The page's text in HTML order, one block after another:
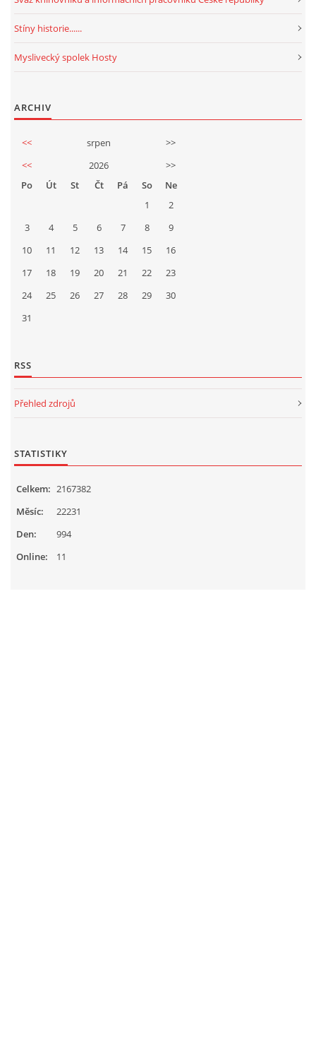
Stíny historie......
Myslivecký spolek Hosty
ARCHIV
<< srpen
>>
<<
2026
>>
Po
Út St Čt Pá So
Ne
1
2
3
4 5 6 7 8
9
10
11 12 13 14 15
16
17
18 19 20 21 22
23
24
25 26 27 28 29
30
31
RSS
Přehled zdrojů
STATISTIKY
Online: 11
Celkem: 2167382
Měsíc:
22231
Den:
994